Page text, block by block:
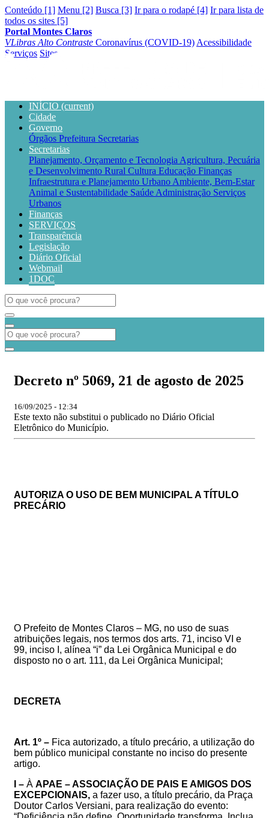
Conteúdo [1] Menu [2] Busca [3] Ir para o rodapé [4] Ir para lista de
todos os sites [5]
Portal Montes Claros
VLibras Alto Contraste Coronavírus (COVID-19) Acessibilidade
Serviços Sites
INÍCIO (current)
Cidade
Governo
Órgãos Prefeitura Secretarias
Secretarias
Planejamento, Orçamento e Tecnologia Agricultura, Pecuária
e Desenvolvimento Rural Cultura Educação Finanças
Infraestrutura e Planejamento Urbano Ambiente, Bem-Estar
Animal e Sustentabilidade Saúde Administração Serviços
Urbanos
Finanças
SERVIÇOS
Transparência
Legislação
Diário Oficial
Webmail
1DOC
​​​​​​​Decreto nº 5069, 21 de agosto de 2025
16/09/2025 - 12:34
Este texto não substitui o publicado no Diário Oficial
Eletrônico do Município.
AUTORIZA O USO DE BEM MUNICIPAL A TÍTULO
PRECÁRIO
O Prefeito de Montes Claros – MG, no uso de suas
atribuições legais, nos termos dos arts. 71, inciso VI e
99, inciso I, alínea “i” da Lei Orgânica Municipal e do
disposto no o art. 111, da Lei Orgânica Municipal ;
DECRETA
Art. 1º – Fica autorizado, a título precário, a utilização do
bem público municipal constante no inciso do presente
artigo.
I – À APAE – ASSOCIAÇÃO DE PAIS E AMIGOS DOS
EXCEPCIONAIS, a fazer uso, a título precário, da Praça
Doutor Carlos Versiani, para realização do evento: